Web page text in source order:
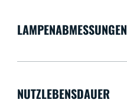
LAMPENABMESSUNGEN
NUTZLEBENSDAUER